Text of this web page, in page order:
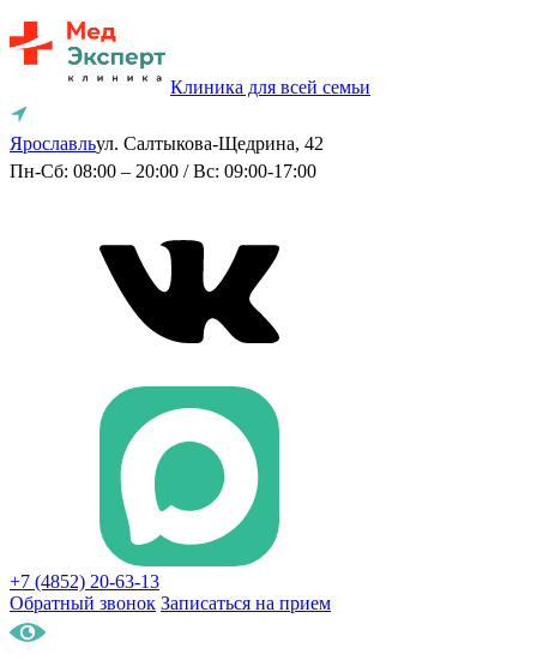
Клиника для всей семьи
Ярославльул. Салтыкова-Щедрина, 42
Пн-Сб: 08:00 – 20:00 / Вс: 09:00-17:00
+7 (4852) 20-63-13
Обратный звонок Записаться на прием